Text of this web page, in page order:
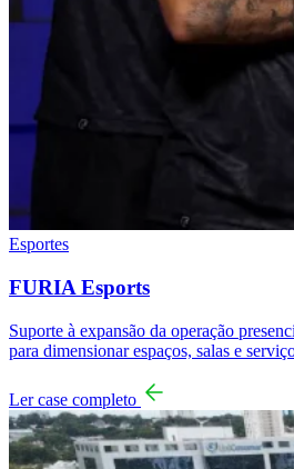
Esportes
FURIA Esports
Suporte à expansão da operação
para dimensionar espaços, salas e
Ler case completo